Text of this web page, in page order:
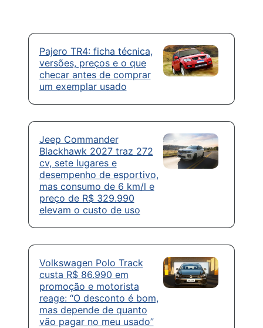
Pajero TR4: ficha técnica,
versões, preços e o que
checar antes de comprar
um exemplar usado
Jeep Commander
Blackhawk 2027 traz 272
cv, sete lugares e
desempenho de esportivo,
mas consumo de 6 km/l e
preço de R$ 329.990
elevam o custo de uso
Volkswagen Polo Track
custa R$ 86.990 em
promoção e motorista
reage: “O desconto é bom,
mas depende de quanto
vão pagar no meu usado”